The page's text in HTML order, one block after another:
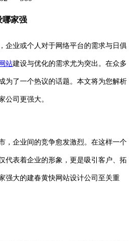
哪家强
企业或个人对于网络平台的需求与日俱
网站建设与优化的需求尤为突出。在众多
为了一个热议的话题。本文将为您解析
公司更强大。
企业间的竞争愈发激烈。在这样一个
代表着企业的形象，更是吸引客户、拓
强大的建春黄快网站设计公司至关重